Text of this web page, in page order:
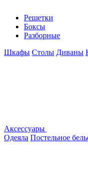
Решетки
Боксы
Разборные
Шкафы Столы Диваны
Аксессуары
Одеяла Постельное